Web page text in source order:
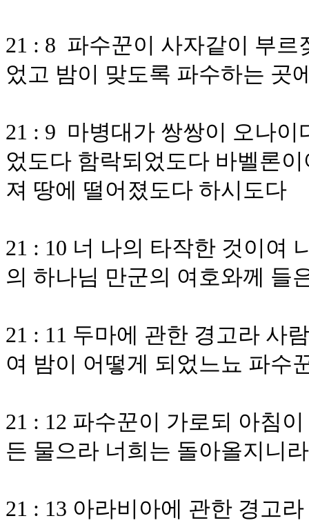
21 : 8 파수꾼이 사자같이 부
었고 밤이 맞도록 파수하는 곳
21 : 9 마병대가 쌍쌍이 오나
었도다 함락되었도다 바벨론
져 땅에 떨어졌도다 하시도다
21 : 10 너 나의 타작한 것이여
의 하나님 만군의 여호와께 들
21 : 11 두마에 관한 경고라 사
여 밤이 어떻게 되었느뇨 파수
21 : 12 파수꾼이 가로되 아침
든 물으라 너희는 돌아올지니라
21 : 13 아라비아에 관한 경고